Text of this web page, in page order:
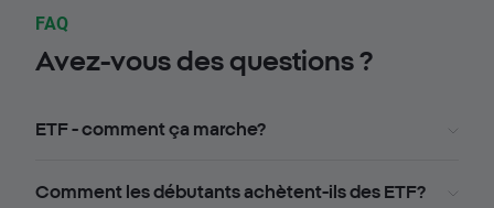
FAQ
Avez-vous des questions ?
ETF - comment ça marche?
Comment les débutants achètent-ils des ETF?